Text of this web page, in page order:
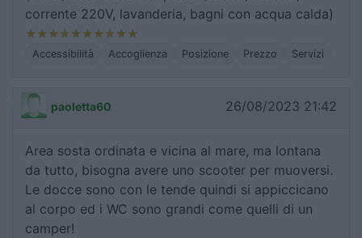
corrente 220V, lavanderia, bagni con acqua calda)
Accessibilità Accoglienza Posizione Prezzo Servizi
paoletta60 26/08/2023 21:42
Area sosta ordinata e vicina al mare, ma lontana
da tutto, bisogna avere uno scooter per muoversi.
Le docce sono con le tende quindi si appiccicano
al corpo ed i WC sono grandi come quelli di un
camper!